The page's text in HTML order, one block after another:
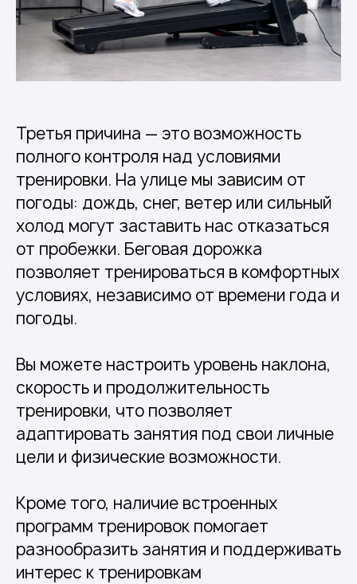
Третья причина — это возможность
полного контроля над условиями
тренировки. На улице мы зависим от
погоды: дождь, снег, ветер или сильный
холод могут заставить нас отказаться
от пробежки. Беговая дорожка
позволяет тренироваться в комфортных
условиях, независимо от времени года и
погоды.
Вы можете настроить уровень наклона,
скорость и продолжительность
тренировки, что позволяет
адаптировать занятия под свои личные
цели и физические возможности.
Кроме того, наличие встроенных
программ тренировок помогает
разнообразить занятия и поддерживать
интерес к тренировкам